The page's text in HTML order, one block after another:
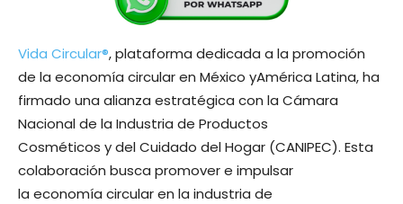
Vida Circular®, plataforma dedicada a la promoción
de la economía circular en México yAmérica Latina, ha
firmado una alianza estratégica con la Cámara
Nacional de la Industria de Productos
Cosméticos y del Cuidado del Hogar (CANIPEC). Esta
colaboración busca promover e impulsar
la economía circular en la industria de